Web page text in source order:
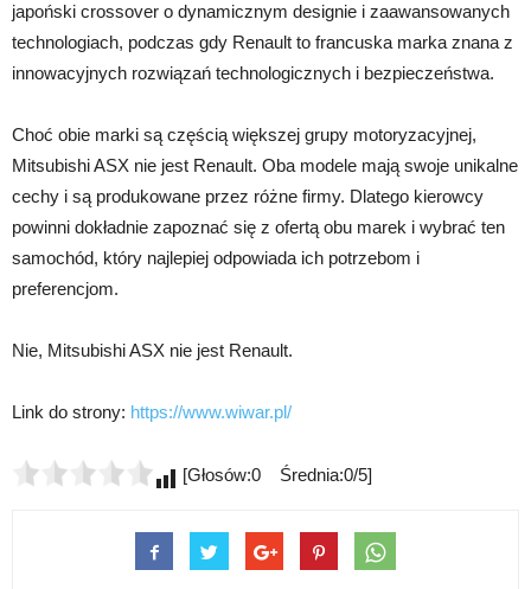
japoński crossover o dynamicznym designie i zaawansowanych
technologiach, podczas gdy Renault to francuska marka znana z
innowacyjnych rozwiązań technologicznych i bezpieczeństwa.
Choć obie marki są częścią większej grupy motoryzacyjnej,
Mitsubishi ASX nie jest Renault. Oba modele mają swoje unikalne
cechy i są produkowane przez różne firmy. Dlatego kierowcy
powinni dokładnie zapoznać się z ofertą obu marek i wybrać ten
samochód, który najlepiej odpowiada ich potrzebom i
preferencjom.
Nie, Mitsubishi ASX nie jest Renault.
Link do strony: https://www.wiwar.pl/
[Głosów:0 Średnia:0/5]